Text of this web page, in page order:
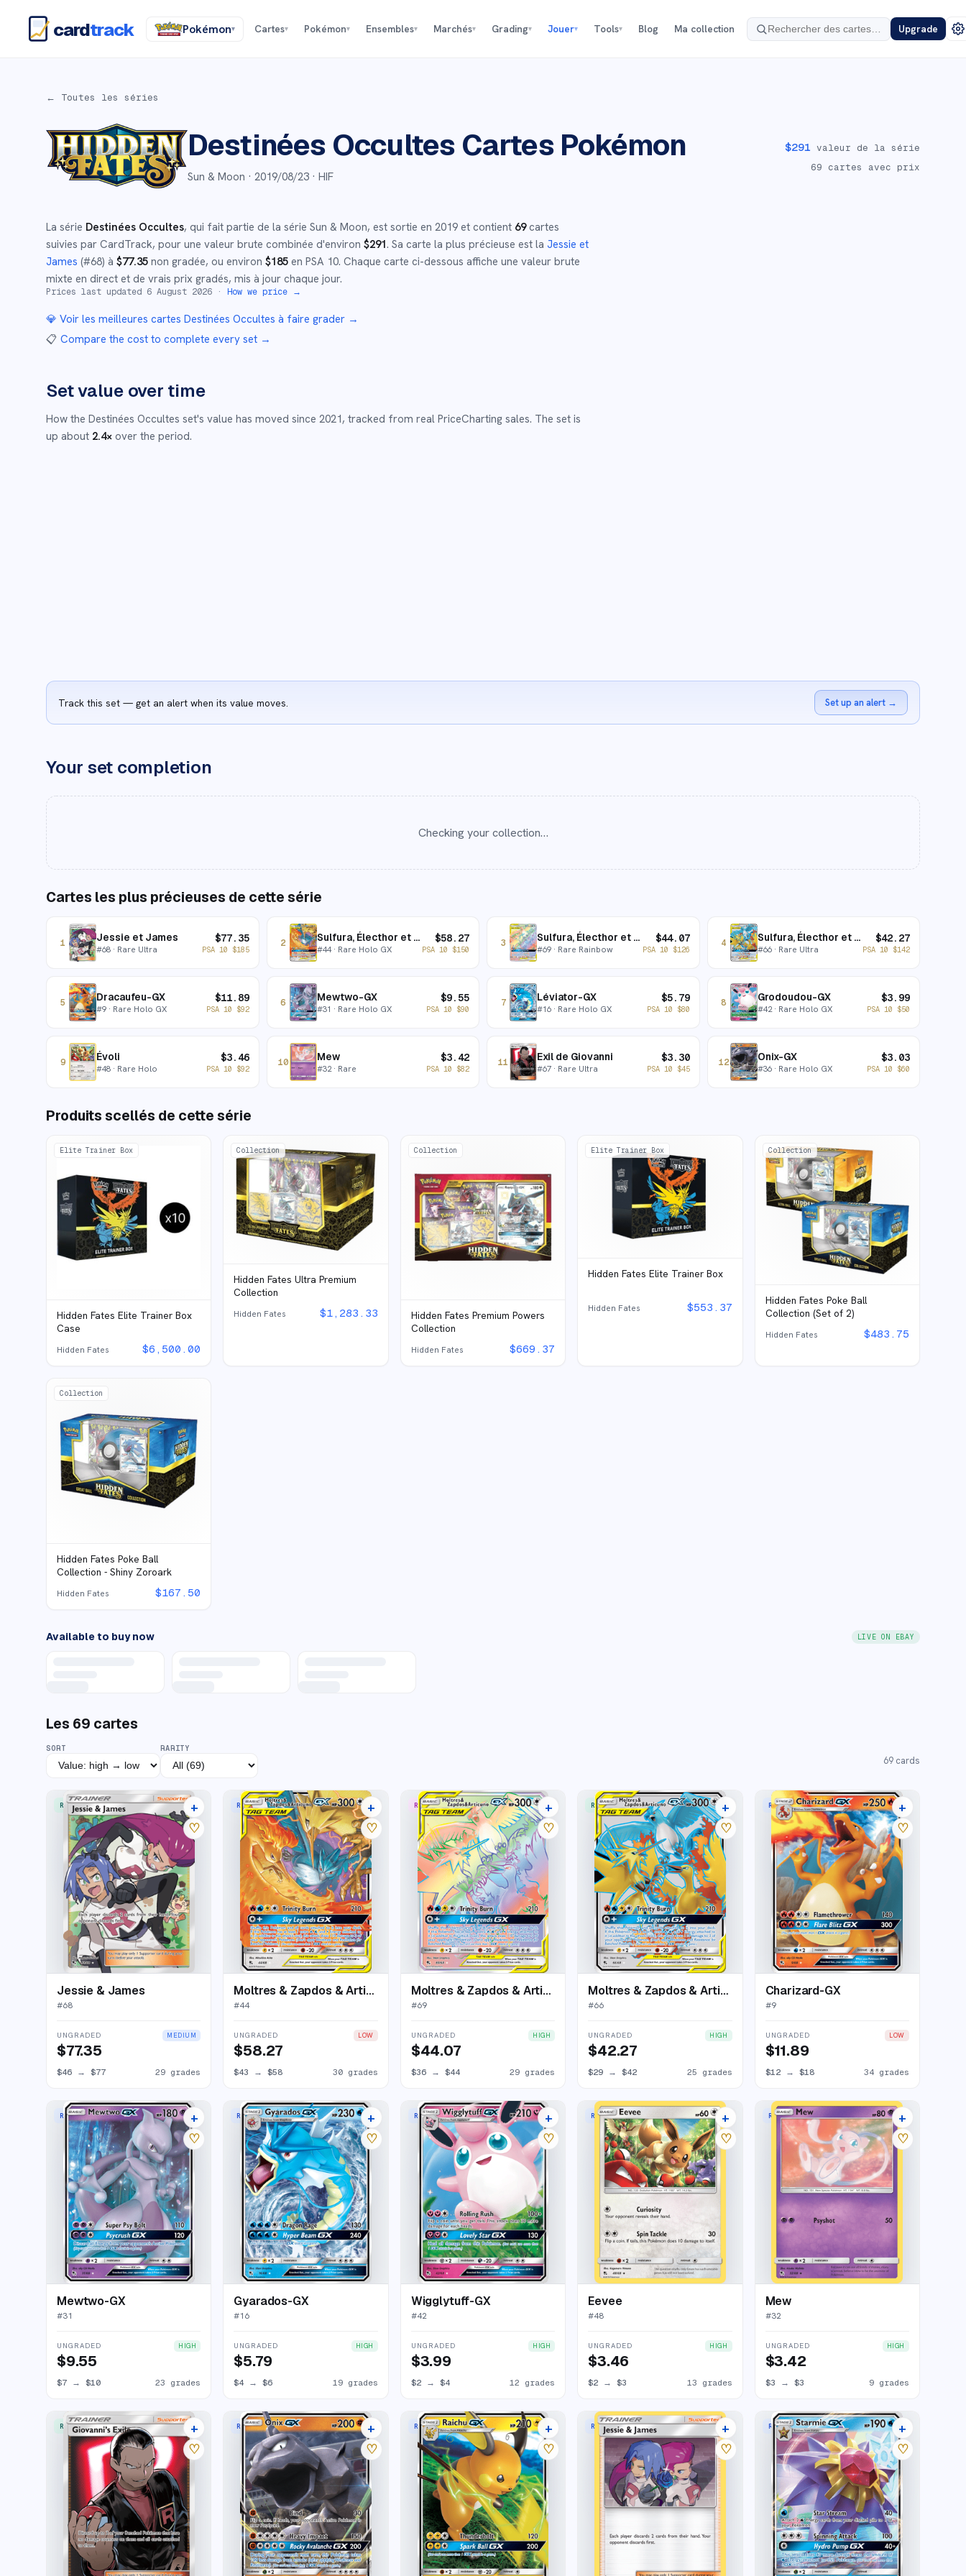
cardtrack Pokémon▾ Cartes▾ Pokémon▾ Ensembles▾ Marchés▾ Grading▾ Jouer▾ Tools▾ Blog Ma collection Upgrade
← Toutes les séries
Destinées Occultes Cartes Pokémon
Sun & Moon · 2019/08/23· HIF
$291 valeur de la série
69 cartes avec prix
La série Destinées Occultes, qui fait partie de la série Sun & Moon, est sortie en 2019 et contient 69cartes
suivies par CardTrack, pour une valeur brute combinée d'environ $291. Sa carte la plus précieuse est la Jessie et
James (#68) à $77.35 non gradée, ou environ $185 en PSA 10. Chaque carte ci-dessous affiche une valeur brute
mixte en direct et de vrais prix gradés, mis à jour chaque jour.
Prices last updated 6 August 2026 · How we price →
💎 Voir les meilleures cartes Destinées Occultes à faire grader →
📋 Compare the cost to complete every set →
Set value over time
How the Destinées Occultes set's value has moved since 2021, tracked from real PriceCharting sales. The set is
up about 2.4× over the period.
Track this set — get an alert when its value moves. Set up an alert →
Your set completion
Checking your collection…
Cartes les plus précieuses de cette série
1 Jessie et James
#68 · Rare Ultra
$77.35
PSA 10 $185
2 Sulfura, Électhor et Artikodin-GX
#44· Rare Holo GX
$58.27
PSA 10 $150
3 Sulfura, Électhor et Artikodin-GX
#69 · Rare Rainbow
$44.07
PSA 10 $126
4 Sulfura, Électhor et Artikodin-GX
#66· Rare Ultra
$42.27
PSA 10 $142
5 Dracaufeu-GX
#9 · Rare Holo GX
$11.89
PSA 10 $92
6 Mewtwo-GX
#31 · Rare Holo GX
$9.55
PSA 10 $90
7 Léviator-GX
#16 · Rare Holo GX
$5.79
PSA 10 $80
8 Grodoudou-GX
#42· Rare Holo GX
$3.99
PSA 10 $50
9 Évoli
#48 · Rare Holo
$3.46
PSA 10 $92
10 Mew
#32· Rare
$3.42
PSA 10 $82
11 Exil de Giovanni
#67 · Rare Ultra
$3.30
PSA 10 $45
12 Onix-GX
#36· Rare Holo GX
$3.03
PSA 10 $60
Produits scellés de cette série
Elite Trainer Box
Hidden Fates Elite Trainer Box
Case
Hidden Fates $6,500.00
Collection
Hidden Fates Ultra Premium
Collection
Hidden Fates $1,283.33
Collection
Hidden Fates Premium Powers
Collection
Hidden Fates $669.37
Elite Trainer Box
Hidden Fates Elite Trainer Box
Hidden Fates $553.37
Collection
Hidden Fates Poke Ball
Collection (Set of 2)
Hidden Fates $483.75
Collection
Hidden Fates Poke Ball
Collection - Shiny Zoroark
Hidden Fates $167.50
Available to buy now LIVE ON EBAY
Les 69 cartes
SORT RARITY
69 cards
RARE ULTRA 33 listings
+
♡
Jessie & James
#68
UNGRADED MEDIUM
$77.35
$46 → $77 29 grades
RARE HOLO GX 34 listings
+
♡
Moltres & Zapdos & Articuno-GX
#44
UNGRADED LOW
$58.27
$43 →$58 30 grades
RARE RAINBOW 33 listings
+
♡
Moltres & Zapdos & Articuno-GX
#69
UNGRADED HIGH
$44.07
$36→ $44 29 grades
RARE ULTRA 29 listings
+
♡
Moltres & Zapdos & Articuno-GX
#66
UNGRADED HIGH
$42.27
$29 →$42 25 grades
RARE HOLO GX 38 listings
+
♡
Charizard-GX
#9
UNGRADED LOW
$11.89
$12→ $18 34 grades
RARE HOLO GX 27 listings
+
♡
Mewtwo-GX
#31
UNGRADED HIGH
$9.55
$7 → $10 23 grades
RARE HOLO GX 23 listings
+
♡
Gyarados-GX
#16
UNGRADED HIGH
$5.79
$4 →$6 19 grades
RARE HOLO GX 16 listings
+
♡
Wigglytuff-GX
#42
UNGRADED HIGH
$3.99
$2→ $4 12 grades
RARE HOLO 18 listings
+
♡
Eevee
#48
UNGRADED HIGH
$3.46
$2 →$3 13 grades
RARE 14 listings
+
♡
Mew
#32
UNGRADED HIGH
$3.42
$3 → $3 9 grades
RARE ULTRA 28 listings
+
♡
RARE HOLO GX 15 listings
+
♡
RARE HOLO GX 23 listings
+
♡
RARE HOLO 21 listings
+
♡
RARE HOLO GX 18 listings
+
♡